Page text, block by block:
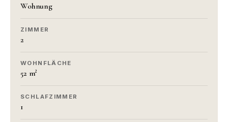
Wohnung
ZIMMER
2
WOHNFLÄCHE
52 m²
SCHLAFZIMMER
1